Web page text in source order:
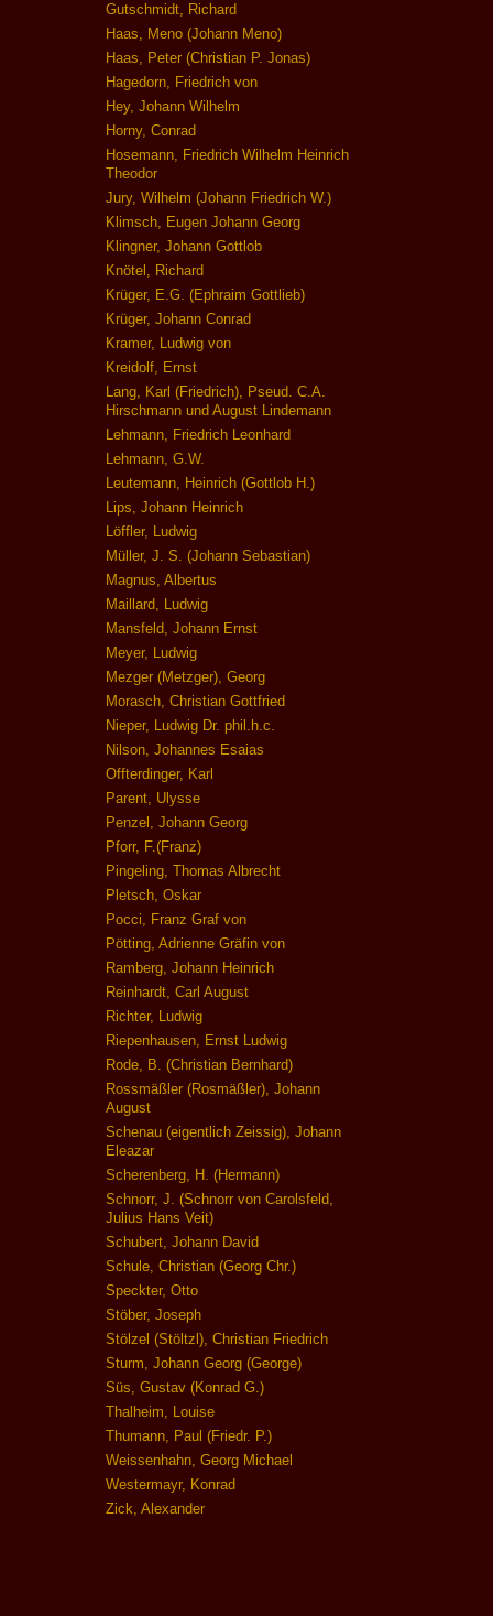
Gutschmidt, Richard
Haas, Meno (Johann Meno)
Haas, Peter (Christian P. Jonas)
Hagedorn, Friedrich von
Hey, Johann Wilhelm
Horny, Conrad
Hosemann, Friedrich Wilhelm Heinrich
Theodor
Jury, Wilhelm (Johann Friedrich W.)
Klimsch, Eugen Johann Georg
Klingner, Johann Gottlob
Knötel, Richard
Krüger, E.G. (Ephraim Gottlieb)
Krüger, Johann Conrad
Kramer, Ludwig von
Kreidolf, Ernst
Lang, Karl (Friedrich), Pseud. C.A.
Hirschmann und August Lindemann
Lehmann, Friedrich Leonhard
Lehmann, G.W.
Leutemann, Heinrich (Gottlob H.)
Lips, Johann Heinrich
Löffler, Ludwig
Müller, J. S. (Johann Sebastian)
Magnus, Albertus
Maillard, Ludwig
Mansfeld, Johann Ernst
Meyer, Ludwig
Mezger (Metzger), Georg
Morasch, Christian Gottfried
Nieper, Ludwig Dr. phil.h.c.
Nilson, Johannes Esaias
Offterdinger, Karl
Parent, Ulysse
Penzel, Johann Georg
Pforr, F.(Franz)
Pingeling, Thomas Albrecht
Pletsch, Oskar
Pocci, Franz Graf von
Pötting, Adrienne Gräfin von
Ramberg, Johann Heinrich
Reinhardt, Carl August
Richter, Ludwig
Riepenhausen, Ernst Ludwig
Rode, B. (Christian Bernhard)
Rossmäßler (Rosmäßler), Johann
August
Schenau (eigentlich Zeissig), Johann
Eleazar
Scherenberg, H. (Hermann)
Schnorr, J. (Schnorr von Carolsfeld,
Julius Hans Veit)
Schubert, Johann David
Schule, Christian (Georg Chr.)
Speckter, Otto
Stöber, Joseph
Stölzel (Stöltzl), Christian Friedrich
Sturm, Johann Georg (George)
Süs, Gustav (Konrad G.)
Thalheim, Louise
Thumann, Paul (Friedr. P.)
Weissenhahn, Georg Michael
Westermayr, Konrad
Zick, Alexander